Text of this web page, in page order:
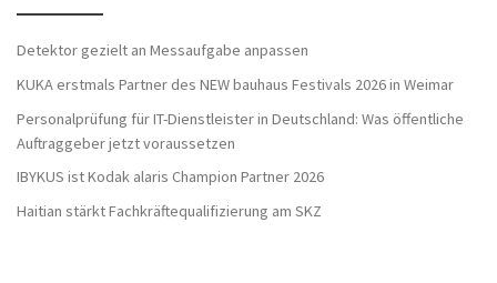
Detektor gezielt an Messaufgabe anpassen
KUKA erstmals Partner des NEW bauhaus Festivals 2026 in Weimar
Personalprüfung für IT-Dienstleister in Deutschland: Was öffentliche
Auftraggeber jetzt voraussetzen
IBYKUS ist Kodak alaris Champion Partner 2026
Haitian stärkt Fachkräftequalifizierung am SKZ